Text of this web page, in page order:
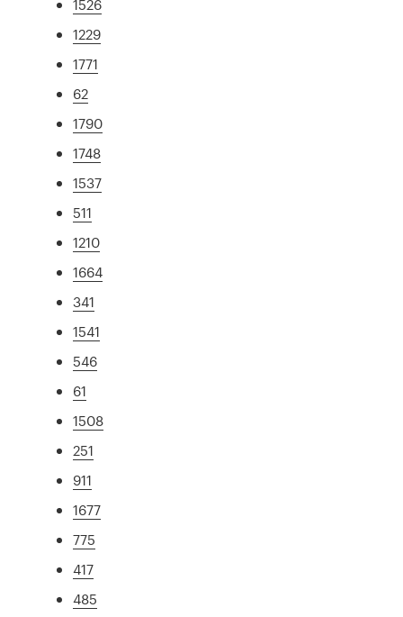
1526
1229
1771
62
1790
1748
1537
511
1210
1664
341
1541
546
61
1508
251
911
1677
775
417
485